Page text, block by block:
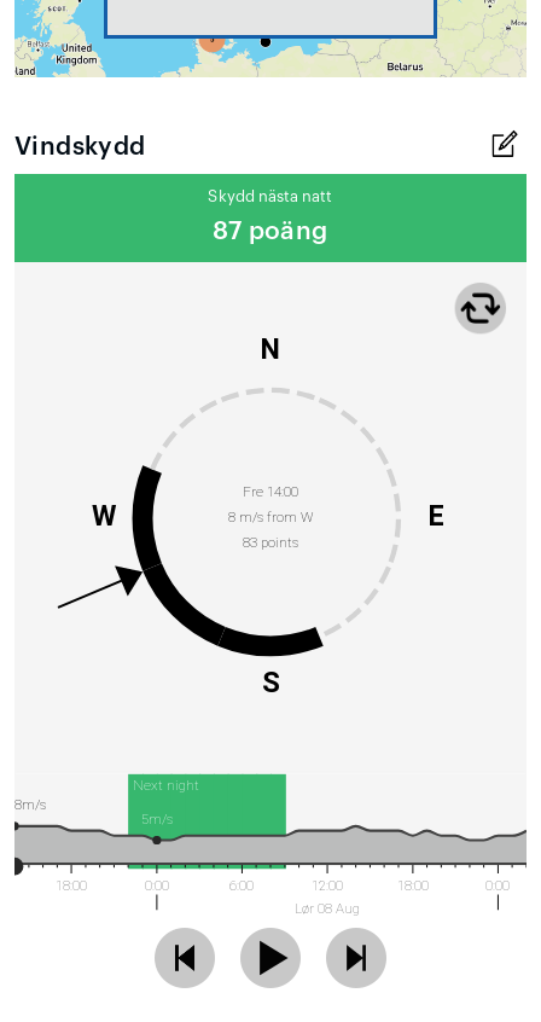
Vindskydd
Skydd nästa natt
87 poäng
Fre 14:00
8 m/s from W
83 points
N
E
S
W
Next night
18:00 0:00 6:00
12:00
Lør 08 Aug
18:00 0:00
8m/s
5m/s